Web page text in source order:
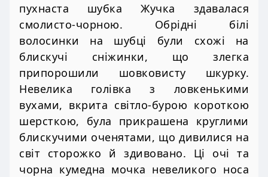
пухнаста шубка Жучка здавалася
смолисто-чорною. Обрідні білі
волосинки на шубці були схожі на
блискучі сніжинки, що злегка
припорошили шовковисту шкурку.
Невелика голівка з ловкенькими
вухами, вкрита світло-бурою короткою
шерсткою, була прикрашена круглими
блискучими оченятами, що дивилися на
світ сторожко й здивовано. Ці очі та
чорна кумедна мочка невеликого носа